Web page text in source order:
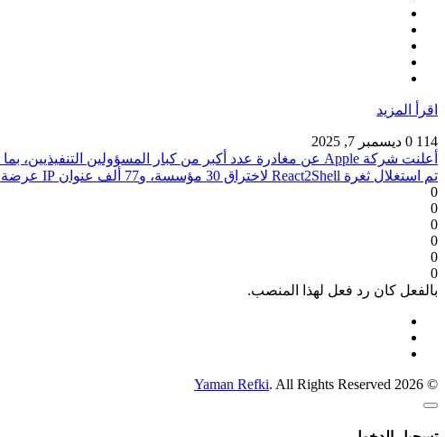
اقرأ المزيد
114
0 ديسمبر 7, 2025
أعلنت شركة Apple عن مغادرة عدد أكبر من كبار المسؤولين التنفيذيين، بما في ذلك مستشارها العام ورئيس شركة DEI
تم استغلال ثغرة React2Shell لاختراق 30 مؤسسة، و77 ألف عنوان IP عرضة للخطر
0
0
0
0
0
0
بالفعل كان رد فعل لهذا المنصب.
© 2026
Yaman Refki. All Rights Reserved